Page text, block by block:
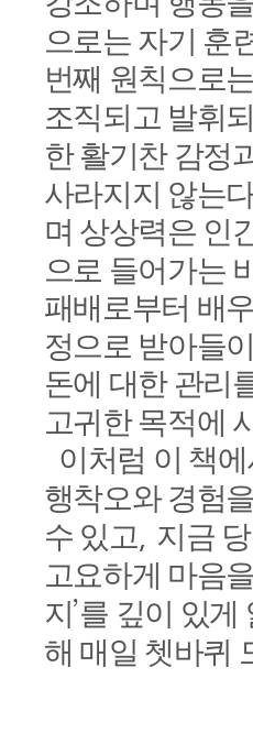
으로는 자기 훈
번째 원칙으로
조직되고 발휘
한 활기찬 감정
사라지지 않는
며 상상력은 인
으로 들어가는
패배로부터 배
정으로 받아들
돈에 대한 관리
고귀한 목적에
이처럼 이 책
행착오와 경험
수 있고
지금
고요하게 마음
지 ’를 깊이 있게
해 매일 쳇바퀴